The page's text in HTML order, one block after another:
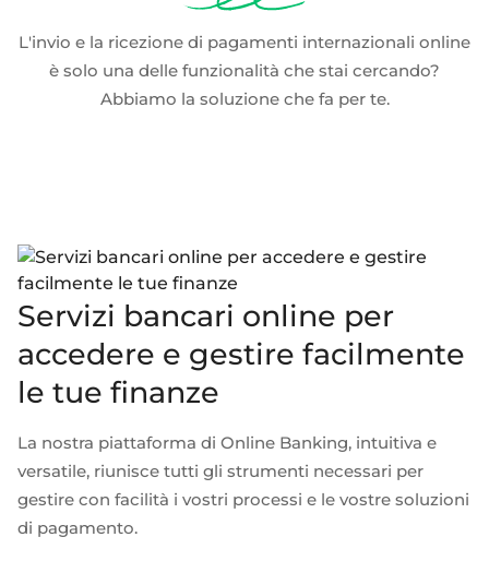
L'invio e la ricezione di pagamenti internazionali online
è solo una delle funzionalità che stai cercando?
Abbiamo la soluzione che fa per te.
Servizi bancari online per
accedere e gestire facilmente
le tue finanze
La nostra piattaforma di Online Banking, intuitiva e
versatile, riunisce tutti gli strumenti necessari per
gestire con facilità i vostri processi e le vostre soluzioni
di pagamento.